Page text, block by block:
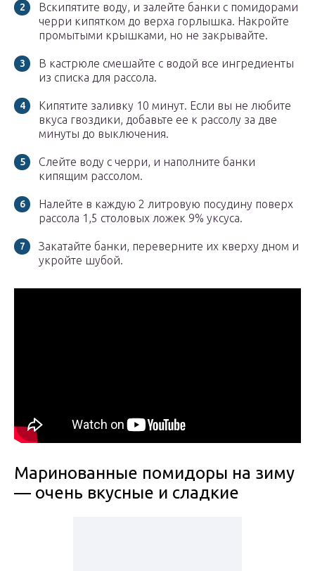
Вскипятите воду, и залейте банки с помидорами
черри кипятком до верха горлышка. Накройте
промытыми крышками, но не закрывайте.
В кастрюле смешайте с водой все ингредиенты
из списка для рассола.
Кипятите заливку 10 минут. Если вы не любите
вкуса гвоздики, добавьте ее к рассолу за две
минуты до выключения.
Слейте воду с черри, и наполните банки
кипящим рассолом.
Налейте в каждую 2 литровую посудину поверх
рассола 1,5 столовых ложек 9% уксуса.
Закатайте банки, переверните их кверху дном и
укройте шубой.
Маринованные помидоры на зиму
— очень вкусные и сладкие